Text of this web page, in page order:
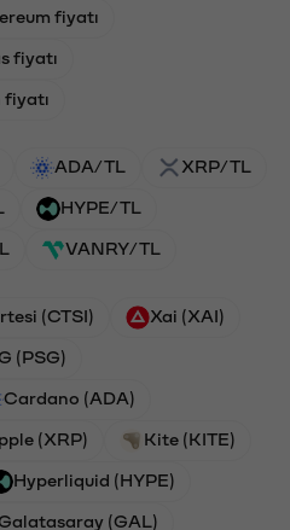
fiyatı
fiyatı
fiyatı
ADA/TL XRP/TL
HYPE/TL
VANRY/TL
(CTSI) Xai (XAI)
(PSG)
Cardano (ADA)
(XRP) Kite (KITE)
Hyperliquid (HYPE)
(GAL)